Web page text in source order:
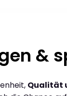
&
Qualität